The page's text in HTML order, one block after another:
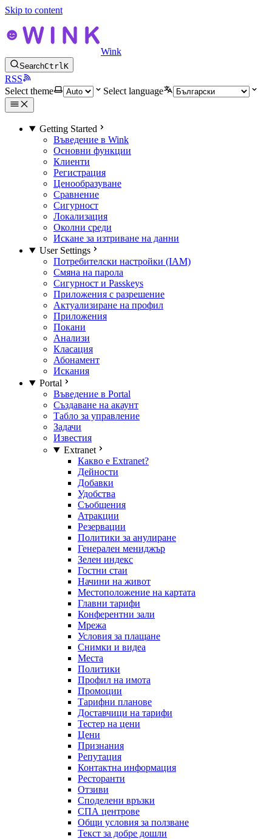
Skip to content
Wink
SearchCtrlK
RSS
Select theme
Select language
Getting Started
Въведение в Wink
Основни функции
Клиенти
Регистрация
Ценообразуване
Сравнение
Сигурност
Локализация
Околни среди
Искане за изтриване на данни
User Settings
Потребителски настройки (IAM)
Смяна на парола
Сигурност и Passkeys
Приложения с разрешение
Актуализиране на профил
Приложения
Покани
Анализи
Класация
Абонамент
Искания
Portal
Въведение в Portal
Създаване на акаунт
Табло за управление
Задачи
Известия
Extranet
Какво е Extranet?
Дейности
Добавки
Удобства
Съобщения
Атракции
Резервации
Политики за анулиране
Генерален мениджър
Зелен индекс
Гостни стаи
Начини на живот
Местоположение на картата
Главни тарифи
Конферентни зали
Мрежа
Условия за плащане
Снимки и видеа
Места
Политики
Профил на имота
Промоции
Тарифни планове
Доставчици на тарифи
Тестер на цени
Цени
Признания
Репутация
Контактна информация
Ресторанти
Отзиви
Споделени връзки
СПА центрове
Общи условия за ползване
Текст за добре дошли